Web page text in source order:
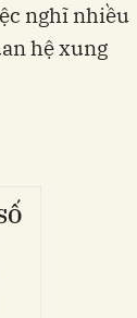
nghĩ nhiều
hệ xung